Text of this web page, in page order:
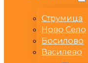
Струмица
Ново Село
Босилово
Василево